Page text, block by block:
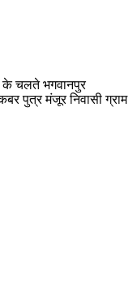
के चलते भगवानपुर
पुत्र मंजूर निवासी ग्राम